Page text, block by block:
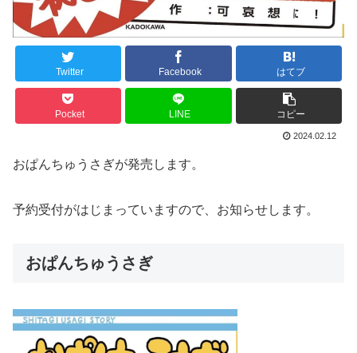
Twitter Facebook はてブ
Pocket LINE コピー
2024.02.12
おぱんちゅうさぎが発売します。
予約受付がはじまっていますので、お知らせします。
おぱんちゅうさぎ